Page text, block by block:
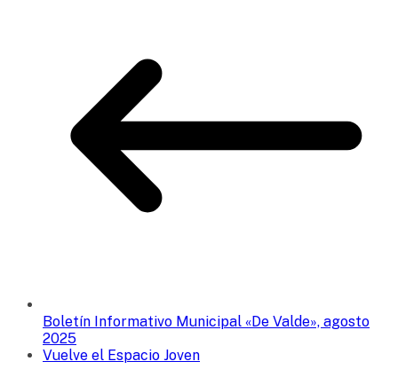
Boletín Informativo Municipal «De Valde», agosto
2025
Vuelve el Espacio Joven